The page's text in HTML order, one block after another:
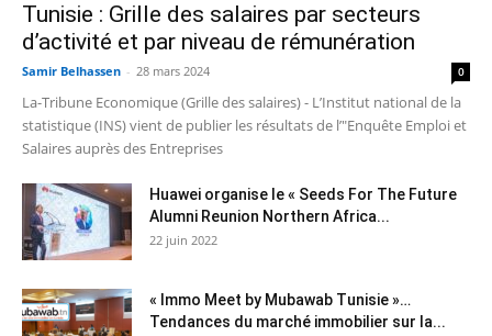
Tunisie : Grille des salaires par secteurs
d’activité et par niveau de rémunération
Samir Belhassen - 28 mars 2024 0
La-Tribune Economique (Grille des salaires) - L’Institut national de la
statistique (INS) vient de publier les résultats de l’"Enquête Emploi et
Salaires auprès des Entreprises
Huawei organise le « Seeds For The Future
Alumni Reunion Northern Africa...
22 juin 2022
« Immo Meet by Mubawab Tunisie »…
Tendances du marché immobilier sur la...